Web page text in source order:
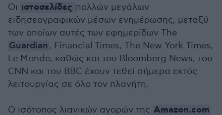
Οι ιστοσελίδες πολλών μεγάλων
ειδησεογραφικών μέσων ενημέρωσης, μεταξύ
των οποίων αυτές των εφημερίδων The
Guardian, Financial Times, The New York Times,
Le Monde, καθώς και του Bloomberg News, του
CNN και του BBC έχουν τεθεί σήμερα εκτός
λειτουργίας σε όλο τον πλανήτη.
Ο ισότοπος λιανικών αγορών της Amazon.com